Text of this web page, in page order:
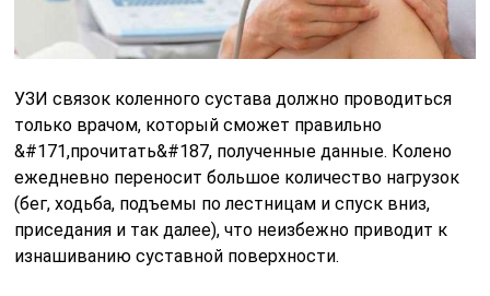
УЗИ связок коленного сустава должно проводиться
только врачом, который сможет правильно
&#171,прочитать&#187, полученные данные. Колено
ежедневно переносит большое количество нагрузок
(бег, ходьба, подъемы по лестницам и спуск вниз,
приседания и так далее), что неизбежно приводит к
изнашиванию суставной поверхности.